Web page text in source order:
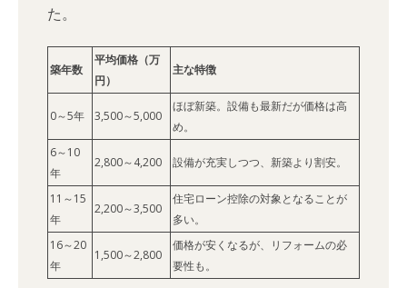
た。
築年数
平均価格（万
円）
主な特徴
0～5年 3,500～5,000
ほぼ新築。設備も最新だが価格は高
め。
6～10
年
2,800～4,200 設備が充実しつつ、新築より割安。
11～15
年
2,200～3,500
住宅ローン控除の対象となることが
多い。
16～20
年
1,500～2,800
価格が安くなるが、リフォームの必
要性も。